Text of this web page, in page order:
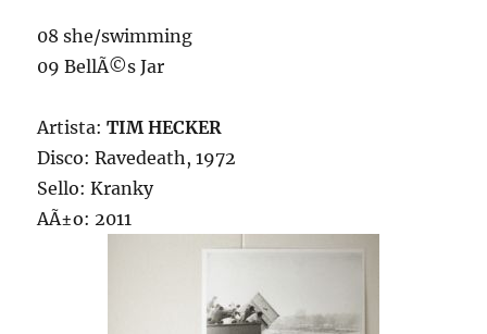
08 she/swimming
09 BellÃ©s Jar
Artista:TIM HECKER
Disco: Ravedeath, 1972
Sello: Kranky
AÃ±o: 2011